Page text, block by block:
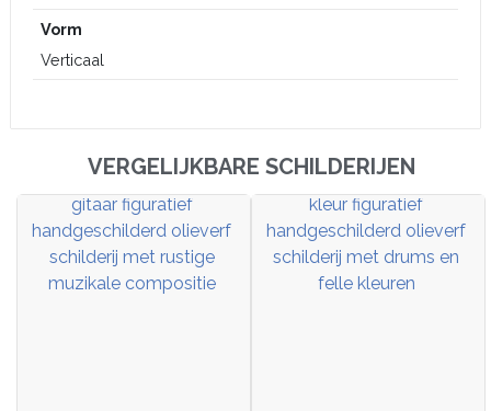
Vorm
Verticaal
VERGELIJKBARE SCHILDERIJEN